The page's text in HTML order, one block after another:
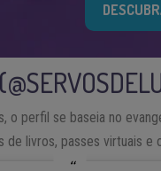
o perfil se baseia no
de livros, passes virtuais